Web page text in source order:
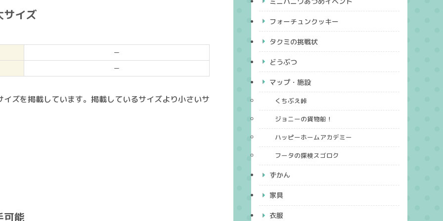
サイズ
ー
ー
ズを掲載しています。掲載しているサイズより小さいサ
可能
フォーチュンクッキー
タクミの挑戦状
どうぶつ
マップ・施設
くちぶえ峠
ジョニーの貨物船！
ハッピーホームアカデミー
フータの探検スゴロク
ずかん
家具
衣服